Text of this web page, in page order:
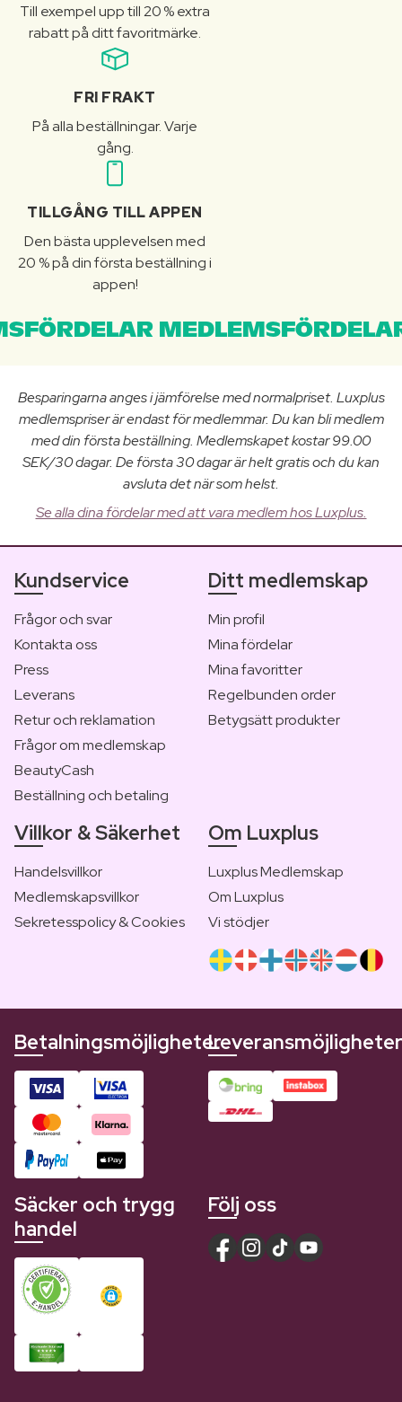
Till exempel upp till 20 % extra
rabatt på ditt favoritmärke.
FRI FRAKT
På alla beställningar. Varje
gång.
TILLGÅNG TILL APPEN
Den bästa upplevelsen med
20 % på din första beställning i
appen!
Besparingarna anges i jämförelse med normalpriset. Luxplus
medlemspriser är endast för medlemmar. Du kan bli medlem
med din första beställning. Medlemskapet kostar 99.00
SEK/30 dagar. De första 30 dagar är helt gratis och du kan
avsluta det när som helst.
Se alla dina fördelar med att vara medlem hos Luxplus.
Kundservice
Frågor och svar
Kontakta oss
Press
Leverans
Retur och reklamation
Frågor om medlemskap
BeautyCash
Beställning och betaling
Ditt medlemskap
Min profil
Mina fördelar
Mina favoritter
Regelbunden order
Betygsätt produkter
Villkor & Säkerhet
Handelsvillkor
Medlemskapsvillkor
Sekretesspolicy & Cookies
Om Luxplus
Luxplus Medlemskap
Om Luxplus
Vi stödjer
BetalningsmöjligheterLeveransmöjligheter
Säcker och trygg
handel
Följ oss